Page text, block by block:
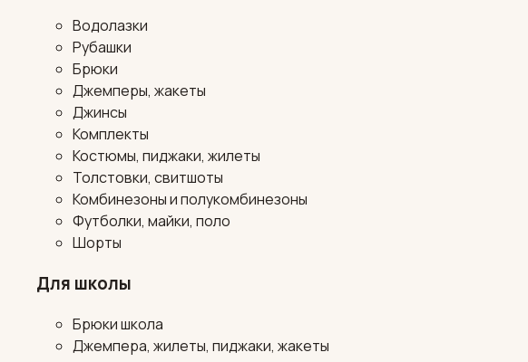
Водолазки
Рубашки
Брюки
Джемперы, жакеты
Джинсы
Комплекты
Костюмы, пиджаки, жилеты
Толстовки, свитшоты
Комбинезоны и полукомбинезоны
Футболки, майки, поло
Шорты
Для школы
Брюки школа
Джемпера, жилеты, пиджаки, жакеты